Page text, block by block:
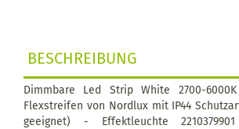
BESCHREIBUNG
Dimmbare Led Strip White 2700-
Flexstreifen von Nordlux mit IP44
geeignet) - Effektleuchte